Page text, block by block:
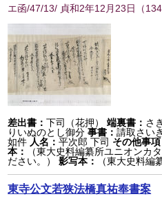
エ函/47/13/ 貞和2年12月23日 （
差出書：下司（花押） 端裏書： さ
りいぬのとし御分 事書：請取さい
如件 人名：平次郎 下司 その他事項
本：
（東大史料編纂所ユニオンカ
ださい。）
影写本： （東大史料編
東寺公文若狭法橋真祐奉書案